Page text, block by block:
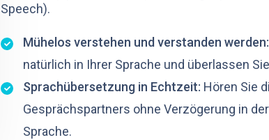
Speech).
Mühelos verstehen und verstanden werden:
natürlich in Ihrer Sprache und überlassen
Sprachübersetzung in Echtzeit: Hören Sie
Gesprächspartners ohne Verzögerung in
Sprache.